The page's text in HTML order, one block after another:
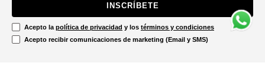
INSCRÍBETE
Acepto la política de privacidad y los términos y condiciones
Acepto recibir comunicaciones de marketing (Email y SMS)